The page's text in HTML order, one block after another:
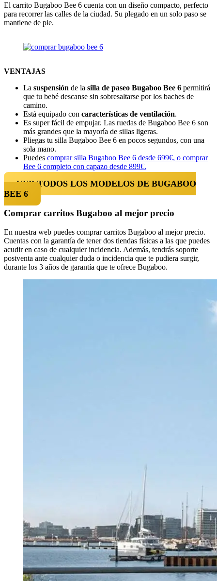
El carrito Bugaboo Bee 6 cuenta con un diseño compacto, perfecto
para recorrer las calles de la ciudad. Su plegado en un solo paso se
mantiene de pie.
VENTAJAS
La suspensión de la silla de paseo Bugaboo Bee 6 permitirá
que tu bebé descanse sin sobresaltarse por los baches de
camino.
Está equipado con características de ventilación.
Es super fácil de empujar. Las ruedas de Bugaboo Bee 6 son
más grandes que la mayoría de sillas ligeras.
Pliegas tu silla Bugaboo Bee 6 en pocos segundos, con una
sola mano.
Puedes comprar silla Bugaboo Bee 6 desde 699€, o comprar
Bee 6 completo con capazo desde 899€.
VER TODOS LOS MODELOS DE BUGABOO
BEE 6
Comprar carritos Bugaboo al mejor precio
En nuestra web puedes comprar carritos Bugaboo al mejor precio.
Cuentas con la garantía de tener dos tiendas físicas a las que puedes
acudir en caso de cualquier incidencia. Además, tendrás soporte
postventa ante cualquier duda o incidencia que te pudiera surgir,
durante los 3 años de garantía que te ofrece Bugaboo.